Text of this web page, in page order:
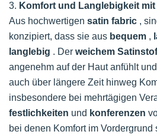
3. Komfort und Langlebigkeit
Aus hochwertigen satin fabric ,
konzipiert, dass sie aus bequem ,
langlebig . Der weichem
angenehm auf der Haut anfühlt
auch über längere Zeit hinweg
insbesondere bei mehrtägigen
festlichkeiten und konferenzen
bei denen Komfort im Vordergrund